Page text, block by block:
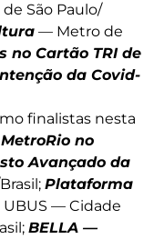
São Paulo/
— Metro de
no Cartão TRI de
da Covid-
finalistas nesta
no
Avançado da
Plataforma
UBUS — Cidade
BELLA —